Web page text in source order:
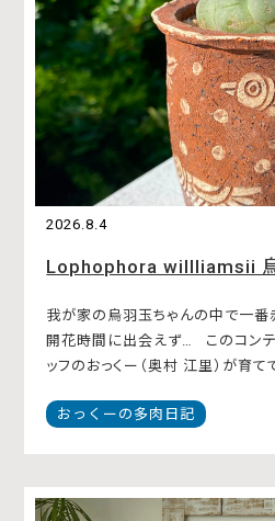
2026.8.4
Lophophora willliamsii
我が家の烏羽玉ちゃんの中で一番
開花時間に出会えず… このコン
ッフのおっくー（奥村 江里）が育て
おっくーの多肉日記